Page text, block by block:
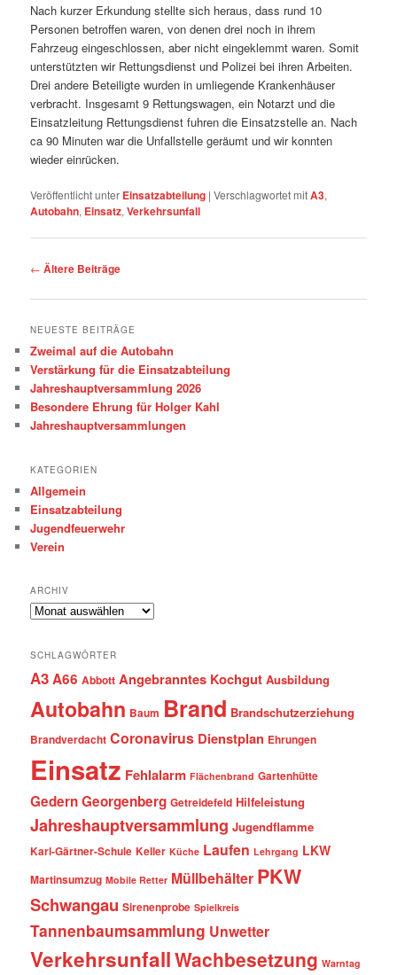
Nach kurzer Erkundung stellte sich heraus, dass rund 10
Personen betroffen waren, von denen drei noch in ihrem
Fahrzeug eingeschlossen, aber nicht eingeklemmt waren. Somit
unterstützten wir Rettungsdienst und Polizei bei ihren Arbeiten.
Drei andere Beteiligte wurden in umliegende Krankenhäuser
verbracht. Insgesamt 9 Rettungswagen, ein Notarzt und die
Einsatzleitung Rettungsdienst fuhren die Einsatzstelle an. Nach
ca 90 Minuten war die Unfallstelle geräumt und wir konnten
wieder einrücken.
Veröffentlicht unter Einsatzabteilung |Verschlagwortet mitA3,
Autobahn, Einsatz,Verkehrsunfall
Beitragsnavigation
← Ältere Beiträge
NEUESTE BEITRÄGE
Zweimal auf die Autobahn
Verstärkung für die Einsatzabteilung
Jahreshauptversammlung 2026
Besondere Ehrung für Holger Kahl
Jahreshauptversammlungen
KATEGORIEN
Allgemein
Einsatzabteilung
Jugendfeuerwehr
Verein
ARCHIV
Archiv
SCHLAGWÖRTER
A3A66 Abbott Angebranntes Kochgut Ausbildung
Autobahn Baum Brand Brandschutzerziehung
Brandverdacht Coronavirus Dienstplan Ehrungen
Einsatz Fehlalarm Flächenbrand Gartenhütte
GedernGeorgenberg Getreidefeld Hilfeleistung
Jahreshauptversammlung Jugendflamme
Karl-Gärtner-Schule Keller Küche Laufen Lehrgang LKW
Martinsumzug Mobile Retter Müllbehälter PKW
Schwangau Sirenenprobe Spielkreis
Tannenbaumsammlung Unwetter
VerkehrsunfallWachbesetzung Warntag